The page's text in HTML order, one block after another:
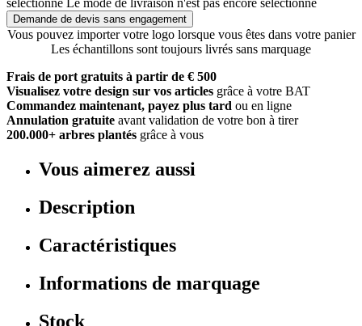
sélectionné Le mode de livraison n'est pas encore sélectionné
Demande de devis sans engagement
Vous pouvez importer votre logo lorsque vous êtes dans votre panier
Les échantillons sont toujours livrés sans marquage
Frais de port gratuits à partir de € 500
Visualisez votre design sur vos articles grâce à votre BAT
Commandez maintenant, payez plus tard ou en ligne
Annulation gratuite avant validation de votre bon à tirer
200.000+ arbres plantés grâce à vous
Vous aimerez aussi
Description
Caractéristiques
Informations de marquage
Stock